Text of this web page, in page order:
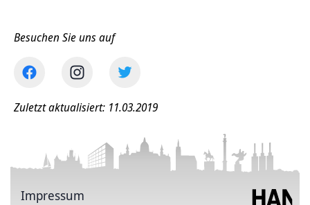
Besuchen Sie uns auf
Zuletzt aktualisiert: 11.03.2019
Impressum